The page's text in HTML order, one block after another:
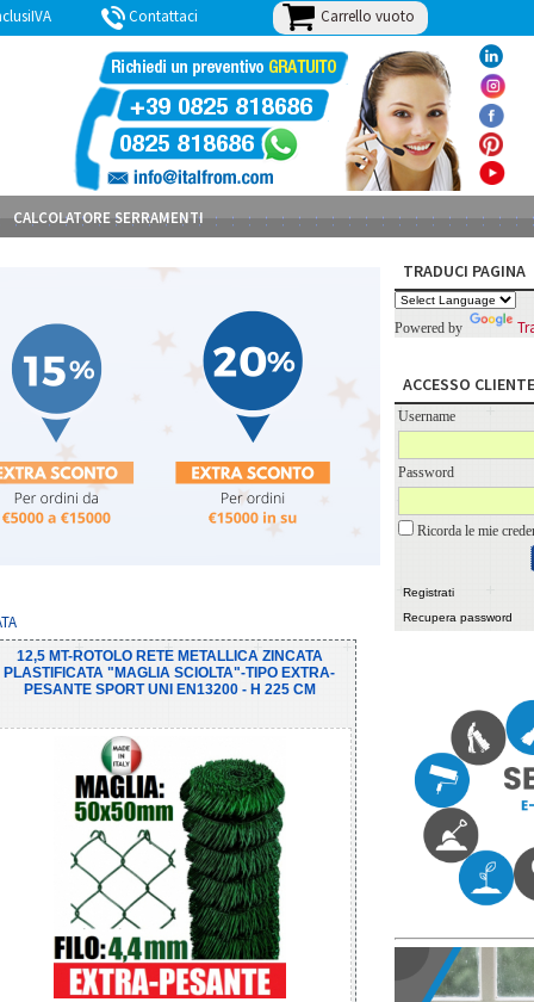
Contattaci Carrello vuoto
CALCOLATORE SERRAMENTI
12,5 MT-ROTOLO RETE METALLICA ZINCATA
PLASTIFICATA "MAGLIA SCIOLTA"-TIPO EXTRA-
PESANTE SPORT UNI EN13200 - H 225 CM
TRADUCI PAGINA
Powered by
ACCESSO CLIENTE
Username
Password
Ricorda le mie
Registrati
Recupera password